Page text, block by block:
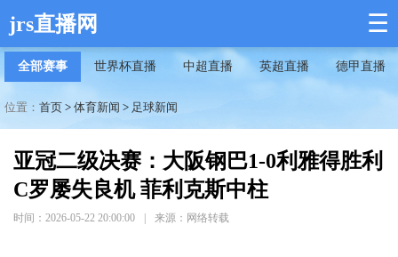
jrs直播网 ☰
全部赛事 世界杯直播 中超直播 英超直播 德甲直播
位置： 首页 > 体育新闻 > 足球新闻
亚冠二级决赛：大阪钢巴1-0利雅得胜利
C罗屡失良机 菲利克斯中柱
时间：2026-05-22 20:00:00 来源：网络转载